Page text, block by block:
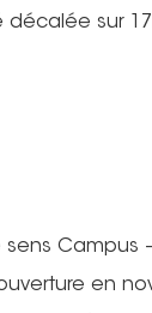
sur
Campus
en